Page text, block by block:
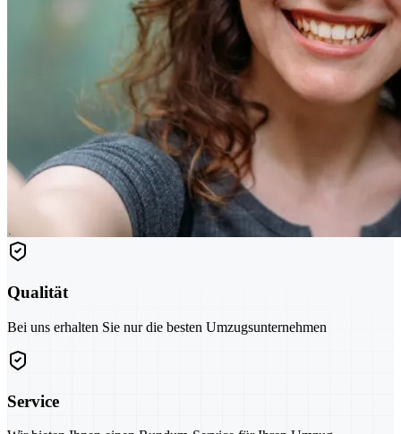
Qualität
Bei uns erhalten Sie nur die besten Umzugsunternehmen
Service